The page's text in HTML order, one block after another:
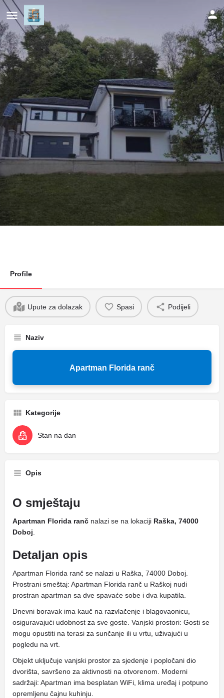
Apartman Florida ranč
Profile
Upute za dolazak Spasi Podijeli
Naziv
Apartman Florida ranč
Kategorije
Stan na dan
Opis
O smještaju
Apartman Florida ranč nalazi se na lokaciji Raška, 74000
Doboj
Detaljan opis
Apartman Florida ranč se nalazi u Raška, 74000 Doboj.
Prostrani smeštaj: Apartman Florida ranč u Raškoj nudi
prostran apartman sa dve spavaće sobe i dva kupatila.
Dnevni boravak ima kauč na razvlačenje i blagovaonicu,
osiguravajući udobnost za sve goste. Vanjski prostori: Gosti se
mogu opustiti na terasi za sunčanje ili u vrtu, uživajući u
pogledu na vrt.
Objekt uključuje vanjski prostor za sjedenje i popločani dio
dvorišta, savršeno za aktivnosti na otvorenom. Moderni
sadržaji: Apartman ima besplatan WiFi, klima uređaj i potpuno
opremljenu čajnu kuhinju.